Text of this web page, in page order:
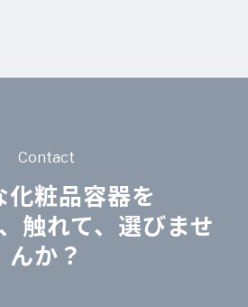
Contact
化粧品容器を
触れて、選びませ
んか？